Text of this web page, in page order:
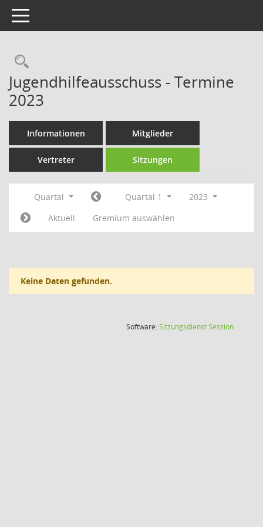
Toggle navigation
Rechercheauswahl
Jugendhilfeausschuss - Termine
2023
Informationen Mitglieder
Vertreter Sitzungen
Quartal Quartal 1
2023
Aktuell
Gremium auswählen
Keine Daten gefunden.
Software:SitzungsdienstSession(Wird in